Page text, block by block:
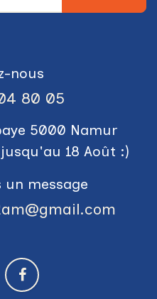
nous
80 05
5000 Namur
18 Août :)
un message